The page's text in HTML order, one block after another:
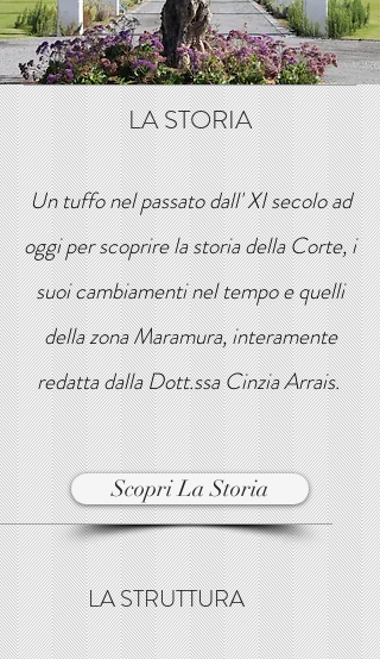
LA STORIA
Un tuffo nel passato dall' XI secolo ad
oggi per scoprire la storia della Corte, i
suoi cambiamenti nel tempo e quelli
della zona Maramura, interamente
redatta dalla Dott.ssa Cinzia Arrais.
Scopri La Storia
LA STRUTTURA